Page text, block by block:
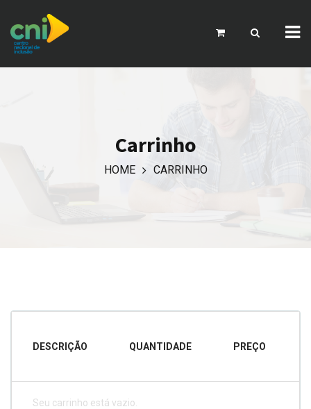
Carrinho
HOME CARRINHO
DESCRIÇÃO QUANTIDADE PREÇO
Seu carrinho está vazio.